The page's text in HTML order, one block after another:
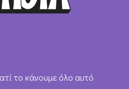
το κάνουμε όλο αυτό